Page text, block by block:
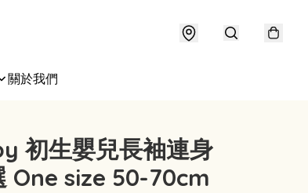
關於我們
初生嬰兒長袖連身
One size 50-70cm